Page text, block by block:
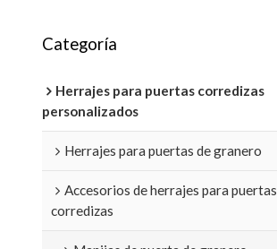
Categoría
Herrajes para puertas corredizas
personalizados
Herrajes para puertas de granero
Accesorios de herrajes para puertas
corredizas